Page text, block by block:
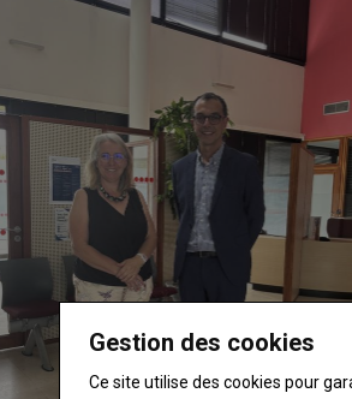
Gestion des cookies
Ce site utilise des cookies pour